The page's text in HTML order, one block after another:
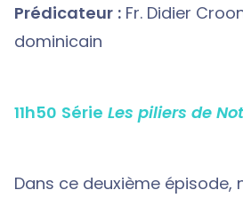
Prédicateur : Fr. Didier
dominicain
11h50 Série Les piliers de
Dans ce deuxième épisode,